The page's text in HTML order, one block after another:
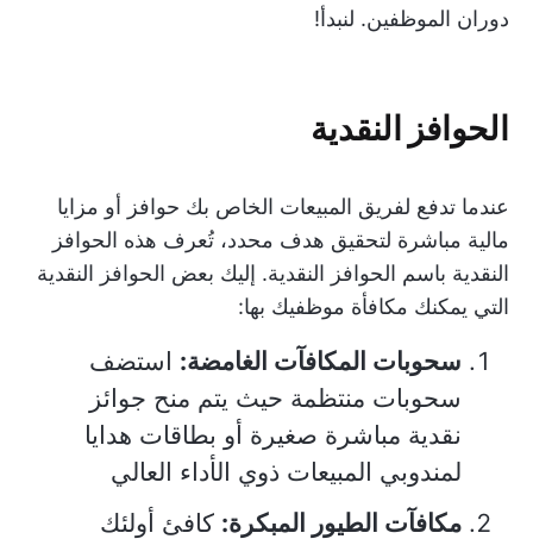
دوران الموظفين. لنبدأ!
الحوافز النقدية
عندما تدفع لفريق المبيعات الخاص بك حوافز أو مزايا
مالية مباشرة لتحقيق هدف محدد، تُعرف هذه الحوافز
النقدية باسم الحوافز النقدية. إليك بعض الحوافز النقدية
التي يمكنك مكافأة موظفيك بها:
سحوبات المكافآت الغامضة: استضف
سحوبات منتظمة حيث يتم منح جوائز
نقدية مباشرة صغيرة أو بطاقات هدايا
لمندوبي المبيعات ذوي الأداء العالي
مكافآت الطيور المبكرة: كافئ أولئك